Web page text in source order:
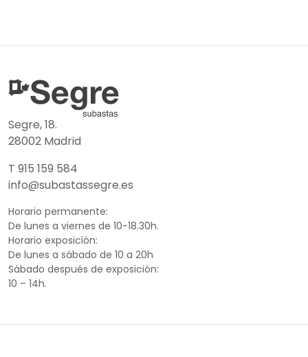
Segre, 18.
28002 Madrid
T 915 159 584
info@subastassegre.es
Horario permanente:
De lunes a viernes de 10-18.30h.
Horario exposición:
De lunes a sábado de 10 a 20h
Sábado después de exposición:
10 – 14h.